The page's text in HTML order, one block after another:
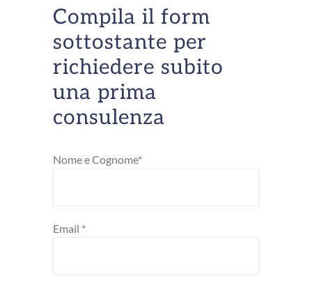
Compila il form
sottostante per
richiedere subito
una prima
consulenza
Nome e Cognome*
Email *